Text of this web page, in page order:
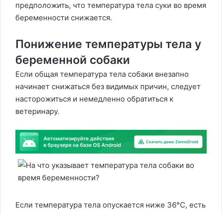
предположить, что температура тела суки во время
беременности снижается.
Понижение температуры тела у
беременной собаки
Если общая температура тела собаки внезапно
начинает снижаться без видимых причин, следует
насторожиться и немедленно обратиться к
ветеринару.
Если температура тела опускается ниже 36°C, есть